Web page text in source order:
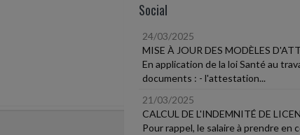
Social
24/03/2025
MISE À JOUR DES MODÈLES
En application de la loi Santé au
documents : - l'attestation...
21/03/2025
CALCUL DE L'INDEMNITÉ DE
Pour rappel, le salaire à prendre